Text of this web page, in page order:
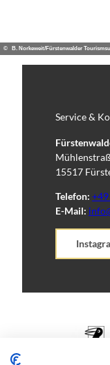
© B. Norkeweit/Fürstenwalder
Service &
15517
Telefon:
E-Mail: